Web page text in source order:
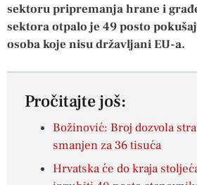
sektoru pripremanja hrane i
sektora otpalo je 49 posto
osoba koje nisu državljani EU-a.
Pročitajte još:
Božinović: Broj dozvola
smanjen za 36 tisuća
Hrvatska će do kraja